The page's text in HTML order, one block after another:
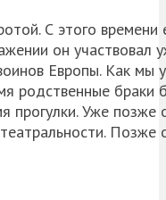
С этого
он
Европы. Как мы
родственные
прогулки. Уже